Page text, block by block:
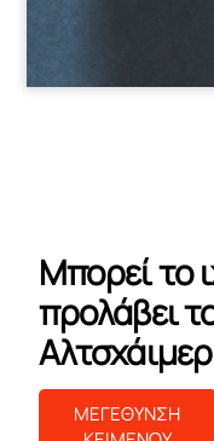
Μπορεί το
προλάβει
ΜΕΓΕΘΥΝΣΗ